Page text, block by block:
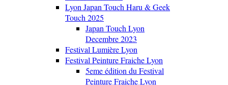
Lyon Japan Touch Haru & Geek
Touch 2025
Japan Touch Lyon
Decembre 2023
Festival Lumière Lyon
Festival Peinture Fraiche Lyon
5eme édition du Festival
Peinture Fraiche Lyon